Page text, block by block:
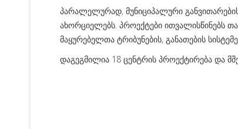
პარალელურად, მუნიციპალური
ახორციელებს. პროექტები ითვალისწინებს
მაყურებელთა ტრიბუნების, განათების
დაგეგმილია 18 ცენტრის პროექტირება და